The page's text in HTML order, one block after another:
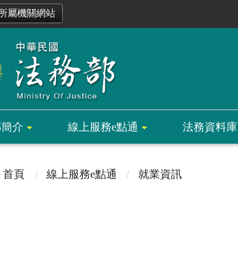
屬機關網站
介 線上服務e點通 法務資料庫
首頁
線上服務e點通 就業資訊